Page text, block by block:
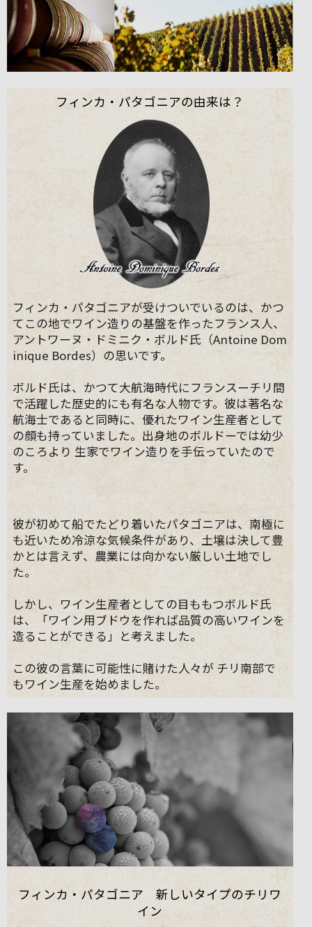
フィンカ・パタゴニアの由来は？
フィンカ・パタゴニアが受けついでいるのは、かつ
てこの地でワイン造りの基盤を作ったフランス人、
アントワーヌ・ドミニク・ボルド氏（Antoine Dom
inique Bordes）の思いです。
ボルド氏は、かつて大航海時代にフランスーチリ間
で活躍した歴史的にも有名な人物です。彼は著名な
航海士であると同時に、優れたワイン生産者として
の顔も持っていました。出身地のボルドーでは幼少
のころより 生家でワイン造りを手伝っていたので
す。
彼が初めて船でたどり着いたパタゴニアは、南極に
も近いため冷涼な気候条件があり、土壌は決して豊
かとは言えず、農業には向かない厳しい土地でし
た。
しかし、ワイン生産者としての目ももつボルド氏
は、「ワイン用ブドウを作れば品質の高いワインを
造ることができる」と考えました。
この彼の言葉に可能性に賭けた人々が チリ南部で
もワイン生産を始めました。
フィンカ・パタゴニア 新しいタイプのチリワ
イン